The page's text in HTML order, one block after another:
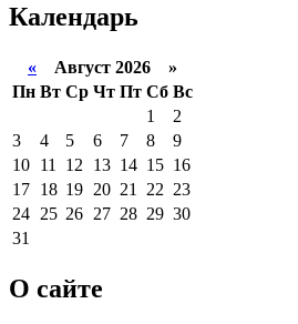
Календарь
« Август 2026 »
Пн Вт Ср Чт Пт Сб Вс
1
2
3
4 5 6 7 8
9
10 11 12 13 14 15 16
17 18 19 20 21 22 23
24 25 26 27 28 29 30
31
О сайте